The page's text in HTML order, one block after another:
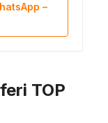
–
TOP